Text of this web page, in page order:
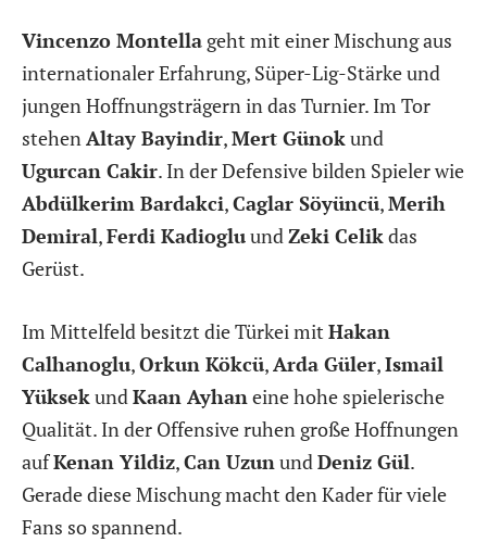
Vincenzo Montella geht mit einer Mischung aus
internationaler Erfahrung, Süper-Lig-Stärke und
jungen Hoffnungsträgern in das Turnier. Im Tor
stehenAltay Bayindir,Mert Günokund
Ugurcan Cakir. In der Defensive bilden Spieler wie
Abdülkerim Bardakci,Caglar Söyüncü,Merih
Demiral,Ferdi KadiogluundZeki Celikdas
Gerüst.
Im Mittelfeld besitzt die Türkei mit Hakan
Calhanoglu,Orkun Kökcü,Arda Güler,Ismail
Yüksek und Kaan Ayhan eine hohe spielerische
Qualität. In der Offensive ruhen große Hoffnungen
aufKenan Yildiz,Can Uzun und Deniz Gül.
Gerade diese Mischung macht den Kader für viele
Fans so spannend.